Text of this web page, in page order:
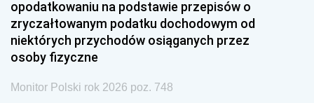
opodatkowaniu na podstawie przepisów o
zryczałtowanym podatku dochodowym od
niektórych przychodów osiąganych przez
osoby fizyczne
Monitor Polski rok 2026 poz. 748